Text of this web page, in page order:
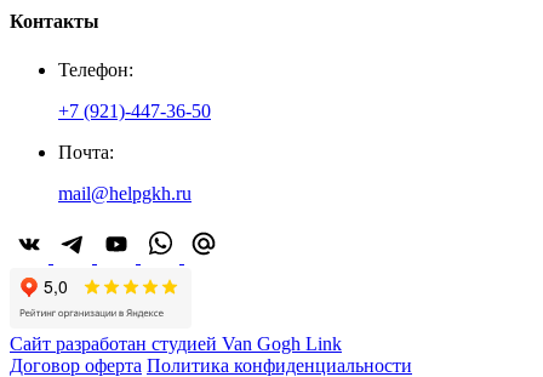
Контакты
Телефон:
+7 (921)-447-36-50
Почта:
mail@helpgkh.ru
Сайт разработан студией Van Gogh Link
Договор оферта Политика конфиденциальности